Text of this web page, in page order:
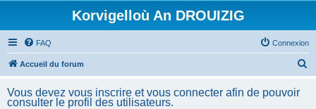
Korvigelloù An DROUIZIG
FAQ Connexion
Accueil du forum
Vous devez vous inscrire et vous connecter afin de pouvoir
consulter le profil des utilisateurs.